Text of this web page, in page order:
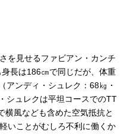
を見せるファビアン・カンチ
長は186㎝で同じだが、体重
アンディ・シュレク：68㎏・
シュレクは平坦コースでのTT
横風なども含めた空気抵抗と
いことがむしろ不利に働くか